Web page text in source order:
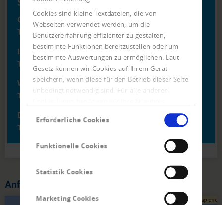
Cookies sind kleine Textdateien, die von
Webseiten verwendet werden, um die
Benutzererfahrung effizienter zu gestalten,
bestimmte Funktionen bereitzustellen oder um
bestimmte Auswertungen zu ermöglichen. Laut
Gesetz können wir Cookies auf Ihrem Gerät
speichern, wenn diese für den Betrieb dieser Seite
unbedingt notwendig sind. Für alle anderen
Erforderliche Cookies
Funktionelle Cookies
Statistik Cookies
Marketing Cookies
Creditreform Bulgarien
Tel
+359 2 - 929 - 3993
Inkasso Abteilung
Tel
+359 2 - 464 - 5525
Wirtschaftsauskunft Abteilung
Tel
Datenschutz
Tel
Anfahrt: So finden Sie Ihren Weg zu uns